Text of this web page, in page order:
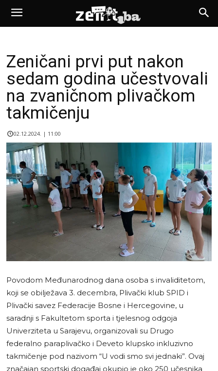
Zeničani prvi put nakon
sedam godina učestvovali
na zvaničnom plivačkom
takmičenju
02.12.2024. | 11:00
Povodom Međunarodnog dana osoba s invaliditetom,
koji se obilježava 3. decembra, Plivački klub SPID i
Plivački savez Federacije Bosne i Hercegovine, u
saradnji s Fakultetom sporta i tjelesnog odgoja
Univerziteta u Sarajevu, organizovali su Drugo
federalno paraplivačko i Deveto klupsko inkluzivno
takmičenje pod nazivom “U vodi smo svi jednaki”. Ovaj
značajan sportski događaj okupio je oko 250 učesnika